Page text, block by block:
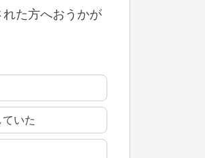
れた方へおうかが
いた